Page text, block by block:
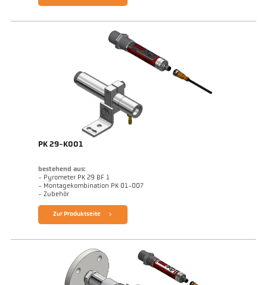
PK 29-K001
bestehend aus:
- Pyrometer PK 29 BF 1
- Montagekombination PK 01-007
- Zubehör
Zur Produktseite